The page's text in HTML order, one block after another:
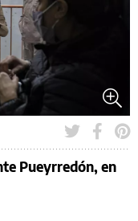
Pueyrredón, en